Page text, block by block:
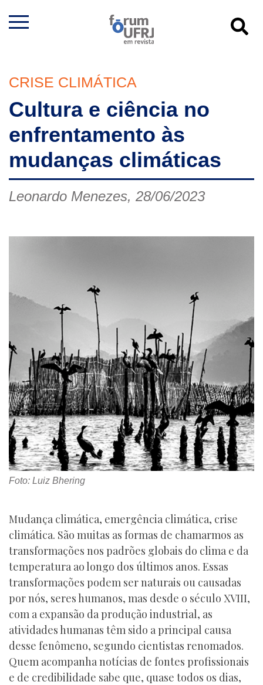
CRISE CLIMÁTICA
Cultura e ciência no
enfrentamento às
mudanças climáticas
Leonardo Menezes, 28/06/2023
Foto: Luiz Bhering
Mudança climática, emergência climática, crise
climática. São muitas as formas de chamarmos as
transformações nos padrões globais do clima e da
temperatura ao longo dos últimos anos. Essas
transformações podem ser naturais ou causadas
por nós, seres humanos, mas desde o século XVIII,
com a expansão da produção industrial, as
atividades humanas têm sido a principal causa
desse fenômeno, segundo cientistas renomados.
Quem acompanha notícias de fontes profissionais
e de credibilidade sabe que, quase todos os dias,